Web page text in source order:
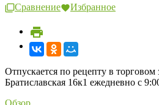
Сравнение Избранное
Отпускается по рецепту в торговом
Братиславская 16к1 ежедневно с
Обзор